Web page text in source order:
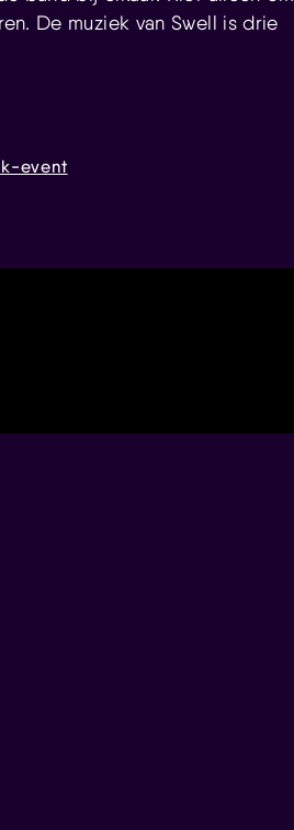
De muziek van Swell is drie
event